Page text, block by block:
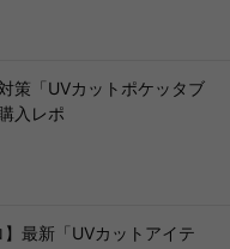
策「UVカットポケッタブ
入レポ
最新「UVカットアイテ